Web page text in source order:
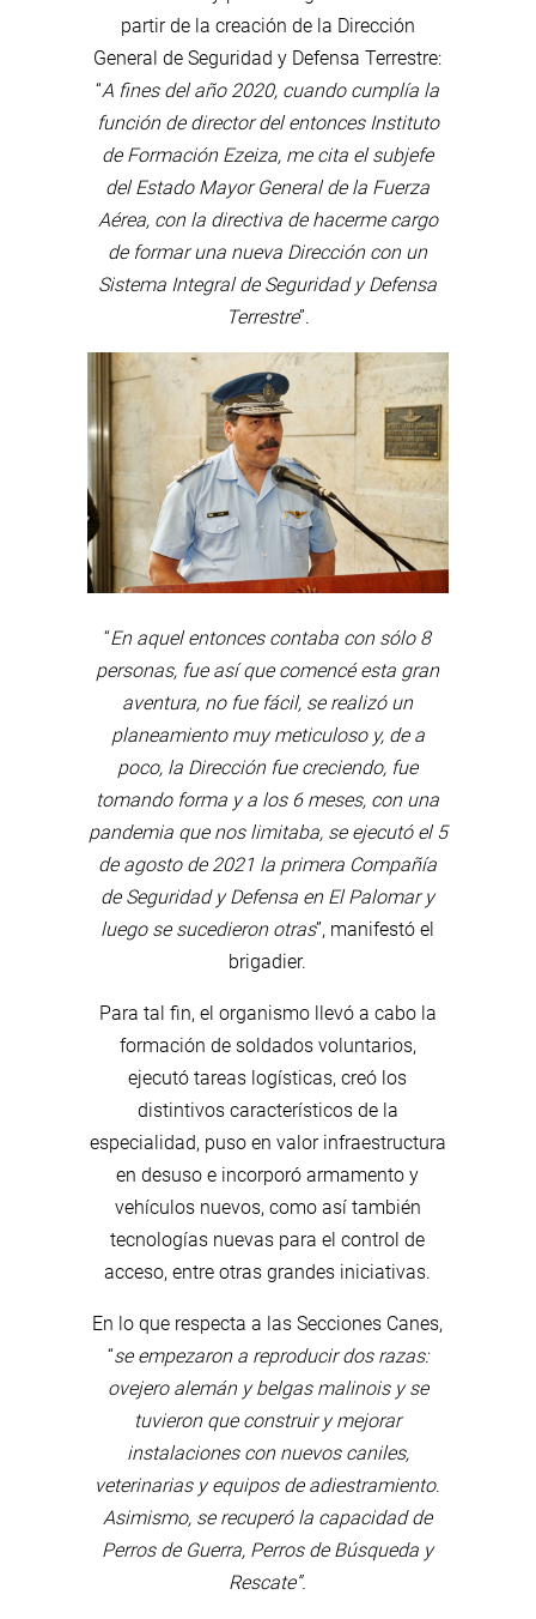
partir de la creación de la Dirección
General de Seguridad y Defensa Terrestre:
“A fines del año 2020, cuando cumplía la
función de director del entonces Instituto
de Formación Ezeiza, me cita el subjefe
del Estado Mayor General de la Fuerza
Aérea, con la directiva de hacerme cargo
de formar una nueva Dirección con un
Sistema Integral de Seguridad y Defensa
Terrestre”.
“En aquel entonces contaba con sólo 8
personas, fue así que comencé esta gran
aventura, no fue fácil, se realizó un
planeamiento muy meticuloso y, de a
poco, la Dirección fue creciendo, fue
tomando forma y a los 6 meses, con una
pandemia que nos limitaba, se ejecutó el 5
de agosto de 2021 la primera Compañía
de Seguridad y Defensa en El Palomar y
luego se sucedieron otras”, manifestó el
brigadier.
Para tal fin, el organismo llevó a cabo la
formación de soldados voluntarios,
ejecutó tareas logísticas, creó los
distintivos característicos de la
especialidad, puso en valor infraestructura
en desuso e incorporó armamento y
vehículos nuevos, como así también
tecnologías nuevas para el control de
acceso, entre otras grandes iniciativas.
En lo que respecta a las Secciones Canes,
“se empezaron a reproducir dos razas:
ovejero alemán y belgas malinois y se
tuvieron que construir y mejorar
instalaciones con nuevos caniles,
veterinarias y equipos de adiestramiento.
Asimismo, se recuperó la capacidad de
Perros de Guerra, Perros de Búsqueda y
Rescate”.